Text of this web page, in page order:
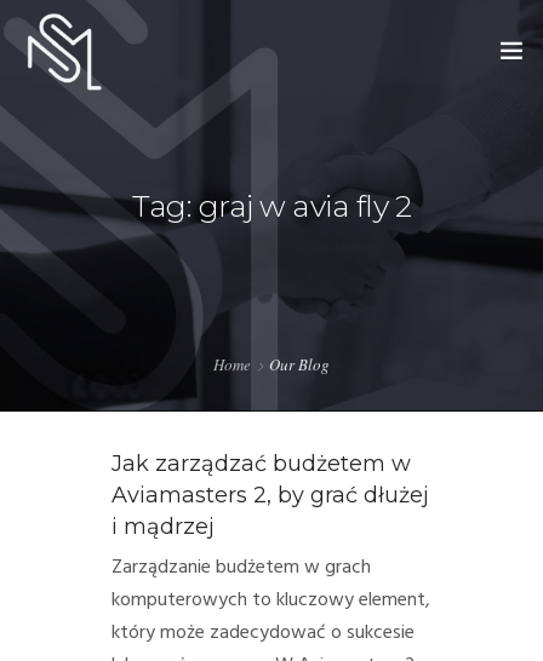
REGRESAR A PORTADA
Tag: graj w avia fly 2
Home Our Blog
Jak zarządzać budżetem w
Aviamasters 2, by grać dłużej
i mądrzej
Zarządzanie budżetem w grach
komputerowych to kluczowy element,
który może zadecydować o sukcesie